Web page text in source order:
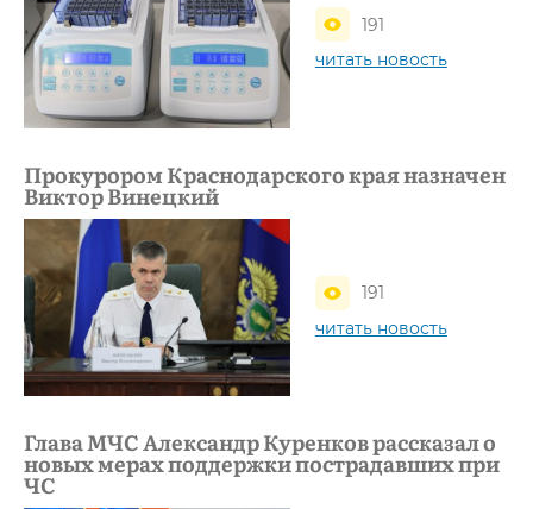
191
читать новость
Прокурором Краснодарского края назначен
Виктор Винецкий
191
читать новость
Глава МЧС Александр Куренков рассказал о
новых мерах поддержки пострадавших при
ЧС